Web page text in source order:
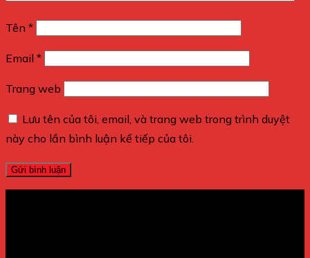
Tên *
Email *
Trang web
Lưu tên của tôi, email, và trang web trong trình duyệt
này cho lần bình luận kế tiếp của tôi.